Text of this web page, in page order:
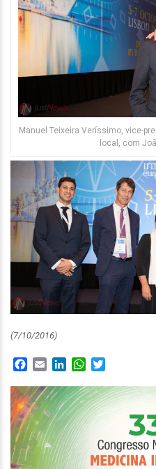
Manuel Teixeira Veríssimo, vice-
local, com
(7/10/2016)
Facebook
Email LinkedInWhatsApp